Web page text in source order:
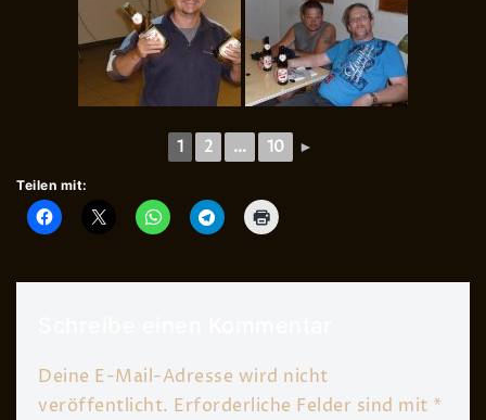
1 2 ... 10 ►
Teilen mit:
Deine E-Mail-Adresse wird nicht
veröffentlicht. Erforderliche Felder sind mit *